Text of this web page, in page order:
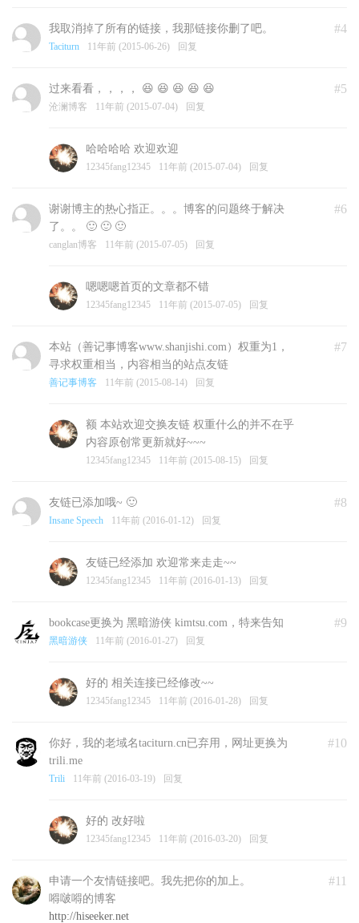
#4
我取消掉了所有的链接，我那链接你删了吧。
Taciturn 11年前 (2015-06-26) 回复
#5
过来看看，，，， 😆 😆 😆 😆 😆
沧澜博客 11年前 (2015-07-04) 回复
哈哈哈哈 欢迎欢迎
12345fang12345 11年前 (2015-07-04) 回复
#6
谢谢博主的热心指正。。。博客的问题终于解决
了。。 🙂 🙂 🙂
canglan博客 11年前 (2015-07-05) 回复
嗯嗯嗯首页的文章都不错
12345fang12345 11年前 (2015-07-05) 回复
#7
本站（善记事博客www.shanjishi.com）权重为1，
寻求权重相当，内容相当的站点友链
善记事博客 11年前 (2015-08-14) 回复
额 本站欢迎交换友链 权重什么的并不在乎
内容原创常更新就好~~~
12345fang12345 11年前 (2015-08-15) 回复
#8
友链已添加哦~ 🙂
Insane Speech 11年前 (2016-01-12) 回复
友链已经添加 欢迎常来走走~~
12345fang12345 11年前 (2016-01-13) 回复
#9
bookcase更换为 黑暗游侠 kimtsu.com，特来告知
黑暗游侠 11年前 (2016-01-27) 回复
好的 相关连接已经修改~~
12345fang12345 11年前 (2016-01-28) 回复
#10
你好，我的老域名taciturn.cn已弃用，网址更换为
trili.me
Trili 11年前 (2016-03-19) 回复
好的 改好啦
12345fang12345 11年前 (2016-03-20) 回复
#11
申请一个友情链接吧。我先把你的加上。
嘚啵嘚的博客
http://hiseeker.net